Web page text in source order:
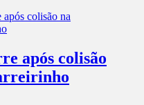
após colisão